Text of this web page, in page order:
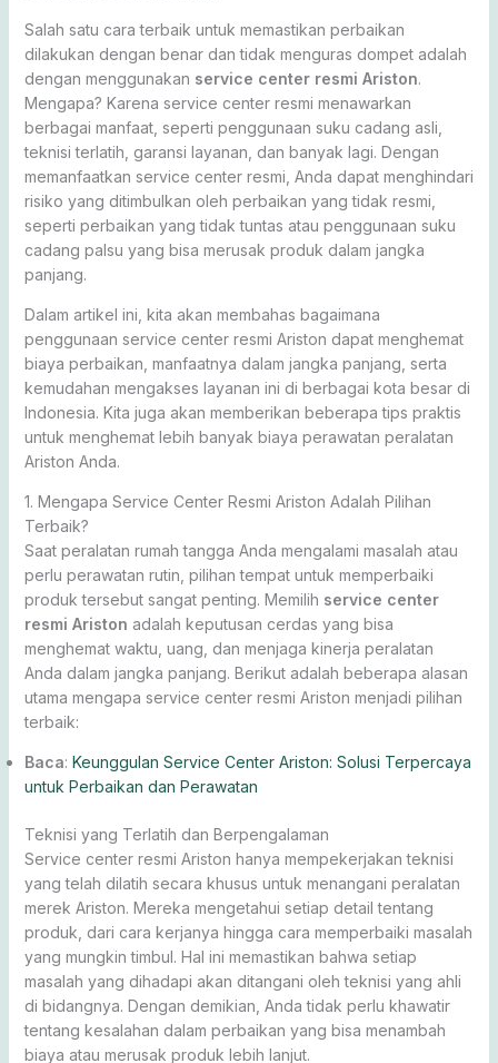
Salah satu cara terbaik untuk memastikan perbaikan
dilakukan dengan benar dan tidak menguras dompet adalah
dengan menggunakan service center resmi Ariston.
Mengapa? Karena service center resmi menawarkan
berbagai manfaat, seperti penggunaan suku cadang asli,
teknisi terlatih, garansi layanan, dan banyak lagi. Dengan
memanfaatkan service center resmi, Anda dapat menghindari
risiko yang ditimbulkan oleh perbaikan yang tidak resmi,
seperti perbaikan yang tidak tuntas atau penggunaan suku
cadang palsu yang bisa merusak produk dalam jangka
panjang.
Dalam artikel ini, kita akan membahas bagaimana
penggunaan service center resmi Ariston dapat menghemat
biaya perbaikan, manfaatnya dalam jangka panjang, serta
kemudahan mengakses layanan ini di berbagai kota besar di
Indonesia. Kita juga akan memberikan beberapa tips praktis
untuk menghemat lebih banyak biaya perawatan peralatan
Ariston Anda.
1. Mengapa Service Center Resmi Ariston Adalah Pilihan
Terbaik?
Saat peralatan rumah tangga Anda mengalami masalah atau
perlu perawatan rutin, pilihan tempat untuk memperbaiki
produk tersebut sangat penting. Memilih service center
resmi Ariston adalah keputusan cerdas yang bisa
menghemat waktu, uang, dan menjaga kinerja peralatan
Anda dalam jangka panjang. Berikut adalah beberapa alasan
utama mengapa service center resmi Ariston menjadi pilihan
terbaik:
Baca: Keunggulan Service Center Ariston: Solusi Terpercaya
untuk Perbaikan dan Perawatan
Teknisi yang Terlatih dan Berpengalaman
Service center resmi Ariston hanya mempekerjakan teknisi
yang telah dilatih secara khusus untuk menangani peralatan
merek Ariston. Mereka mengetahui setiap detail tentang
produk, dari cara kerjanya hingga cara memperbaiki masalah
yang mungkin timbul. Hal ini memastikan bahwa setiap
masalah yang dihadapi akan ditangani oleh teknisi yang ahli
di bidangnya. Dengan demikian, Anda tidak perlu khawatir
tentang kesalahan dalam perbaikan yang bisa menambah
biaya atau merusak produk lebih lanjut.